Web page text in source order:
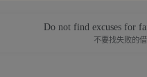
Do not find excuses for
不要找失败的